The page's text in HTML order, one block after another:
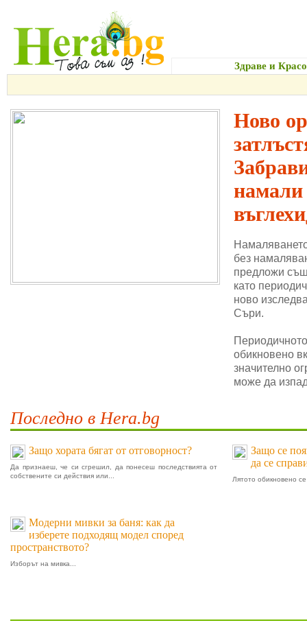
Здраве и
Ново
намали
без
предложи
като
ново
Съри.
обикновено
значително
може да
Последно в Hera.bg
Защо хората бягат от отговорност?
Да признаеш, че си сгрешил, да понесеш последствията от
собствените си действия или...
Защо се
да се
Лятото обикновено
Модерни мивки за баня: как да
изберете подходящ модел според
пространството?
Изборът на мивка...